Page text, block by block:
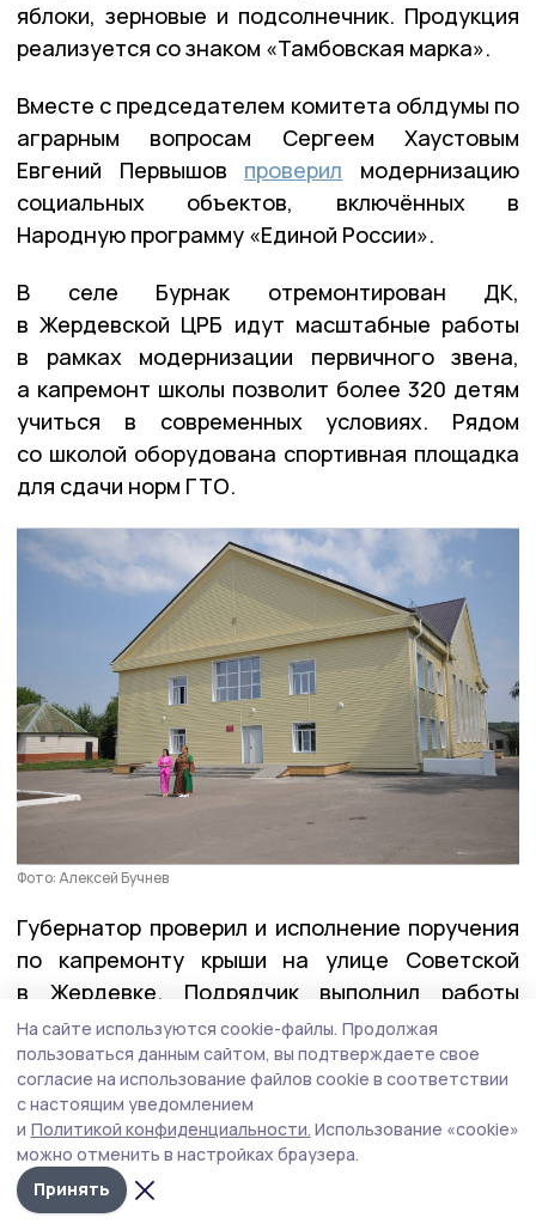
яблоки, зерновые и подсолнечник. Продукция
реализуется со знаком «Тамбовская марка».
Вместе с председателем комитета облдумы по
аграрным вопросам Сергеем Хаустовым
Евгений Первышов проверил модернизацию
социальных объектов, включённых в
Народную программу «Единой России».
В селе Бурнак отремонтирован ДК,
в Жердевской ЦРБ идут масштабные работы
в рамках модернизации первичного звена,
а капремонт школы позволит более 320 детям
учиться в современных условиях. Рядом
со школой оборудована спортивная площадка
для сдачи норм ГТО.
Фото: Алексей Бучнев
Губернатор проверил и исполнение поручения
по капремонту крыши на улице Советской
в Жердевке. Подрядчик выполнил работы
в полном объёме и раньше обещанного срока.
Герои Тамбовщины
На этой неделе вместе с директором Высшей
школы государственного управления Олегом
Кондратенко Евгений Первышов
На сайте используются cookie-файлы. Продолжая
пользоваться данным сайтом, вы подтверждаете свое
согласие на использование файлов cookie в соответствии
с настоящим уведомлением
и Политикой конфиденциальности. Использование «cookie»
можно отменить в настройках браузера.
Принять